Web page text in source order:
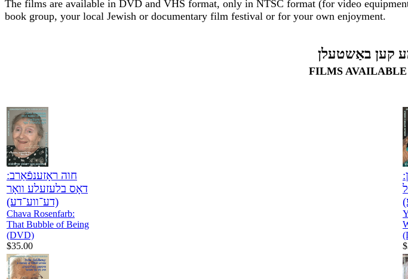
The films are available in DVD and VHS format, only in NTSC format (for video
book group, your local Jewish or documentary film festival or for your own enjoyment.
קען באַשטעלן
FILMS AVAILABLE
חוה ראָזענפֿאַרב:
דאָס בלעזעלע וואָר
(דע־ווע־דע)
Chava Rosenfarb:
That Bubble of Being
(DVD)
$35.00